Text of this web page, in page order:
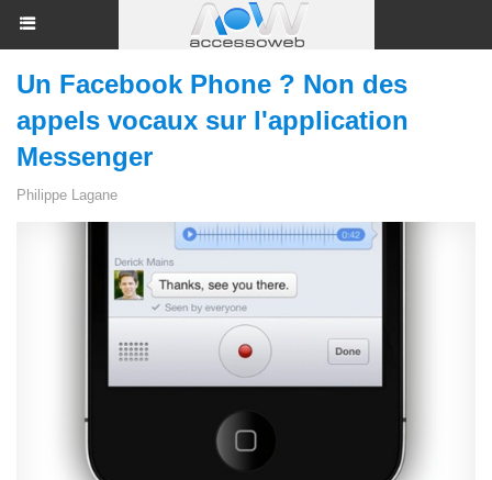
Un Facebook Phone ? Non des
appels vocaux sur l'application
Messenger
Philippe Lagane